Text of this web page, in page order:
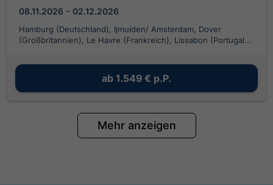
08.11.2026 - 02.12.2026
Hamburg (Deutschland), Ijmuiden/ Amsterdam, Dover
(Großbritannien), Le Havre (Frankreich), Lissabon (Portugal),
Antigua, Bucht von Antigua, Roadtown (Tortola), Santo
Domingo (Dominikanischen Republik), Pointe-a-Pitre
ab 1.549 € p.P.
Mehr anzeigen